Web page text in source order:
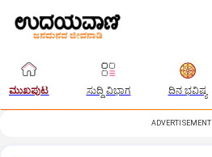
ಮುಖಪುಟ ಸುದ್ದಿ ವಿಭಾಗ ದಿನ ಭವಿಷ್ಯ
ADVERTISEMENT